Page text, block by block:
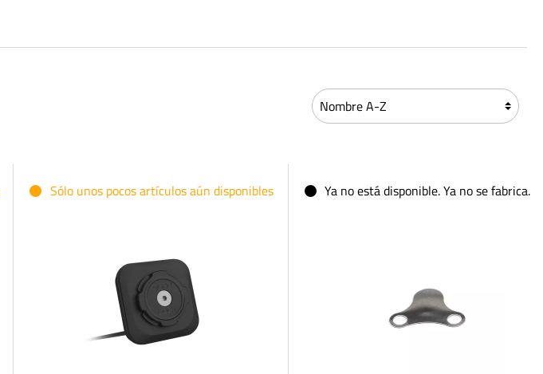
Sólo unos pocos artículos aún disponibles Ya no está disponible. Ya no se fabrica.